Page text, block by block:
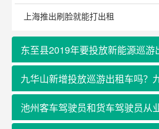
上海推出刷脸就能打出租